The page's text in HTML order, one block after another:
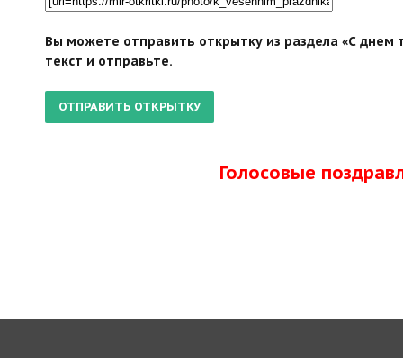
Вы можете отправить открытку из раздела «С днем
текст и отправьте.
Голосовые